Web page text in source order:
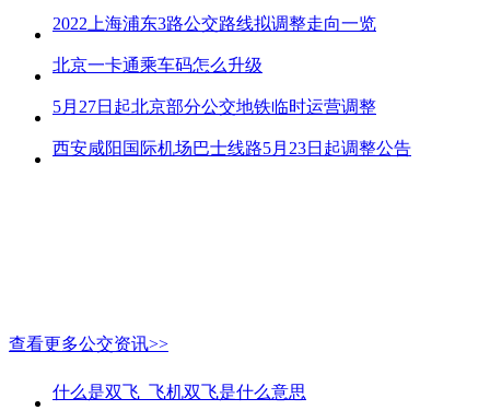
2022上海浦东3路公交路线拟调整走向一览
北京一卡通乘车码怎么升级
5月27日起北京部分公交地铁临时运营调整
西安咸阳国际机场巴士线路5月23日起调整公告
查看更多公交资讯>>
什么是双飞_飞机双飞是什么意思